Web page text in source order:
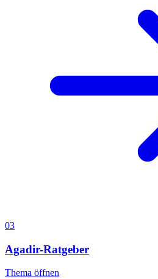
03
Agadir-Ratgeber
Thema öffnen